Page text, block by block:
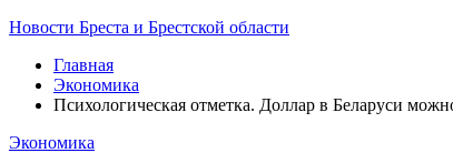
Новости Бреста и Брестской области
Главная
Экономика
Психологическая отметка. Доллар в Беларуси
Экономика